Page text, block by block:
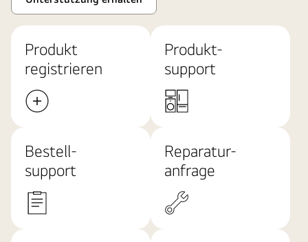
Produkt
registrieren
Produkt-
support
Bestell-
support
Reparatur-
anfrage